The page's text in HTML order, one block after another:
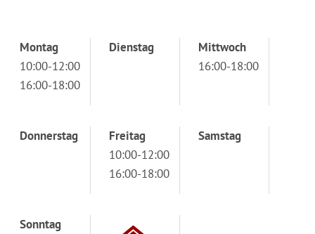
Montag
10:00-12:00
16:00-18:00
Dienstag
Mittwoch
16:00-18:00
Donnerstag
Freitag
10:00-12:00
16:00-18:00
Samstag
Sonntag